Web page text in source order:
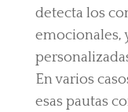
detecta los
emocionales,
En varios
esas pautas